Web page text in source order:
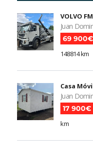
VOLVO
Juan
69 900€
148814 km
Casa
Juan
17 900€
km